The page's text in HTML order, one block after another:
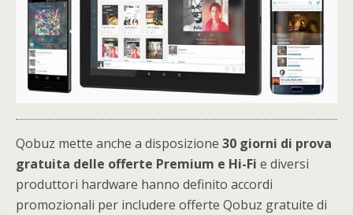
Qobuz mette anche a disposizione 30 giorni di prova
gratuita delle offerte Premium e Hi-Fi e diversi
produttori hardware hanno definito accordi
promozionali per includere offerte Qobuz gratuite di